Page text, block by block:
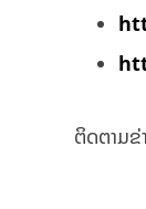
ຕິດຕາມ